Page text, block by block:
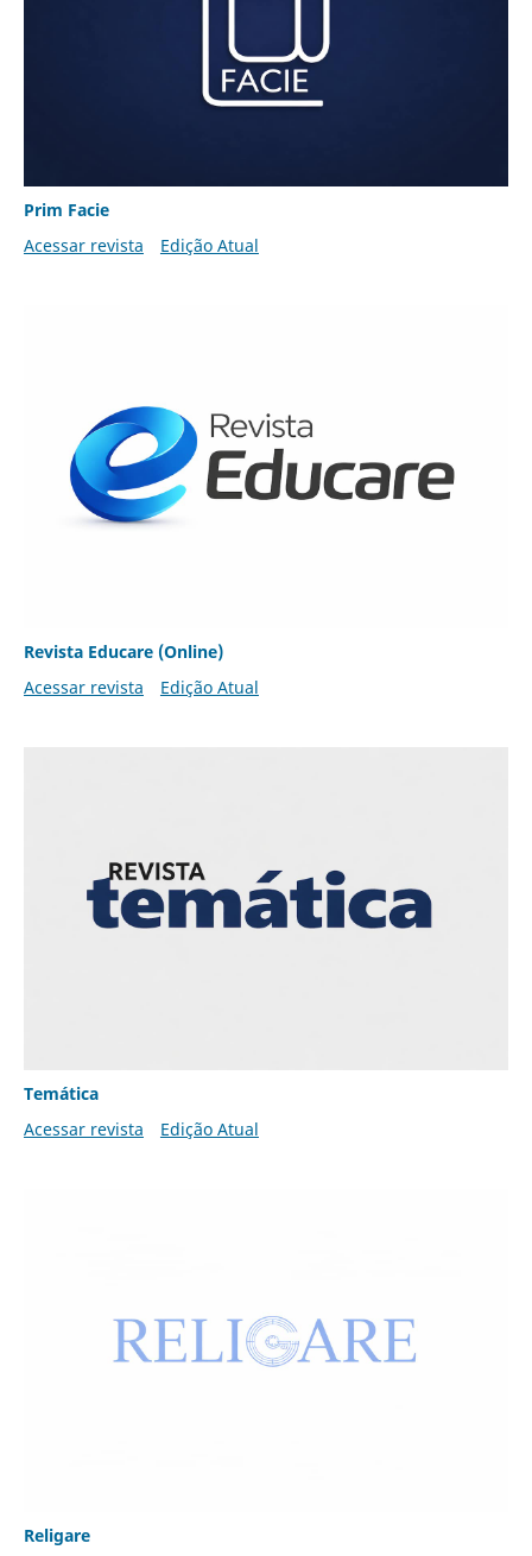
Prim Facie
Acessar revista
Edição Atual
Revista Educare (Online)
Acessar revista
Edição Atual
Temática
Acessar revista
Edição Atual
Religare